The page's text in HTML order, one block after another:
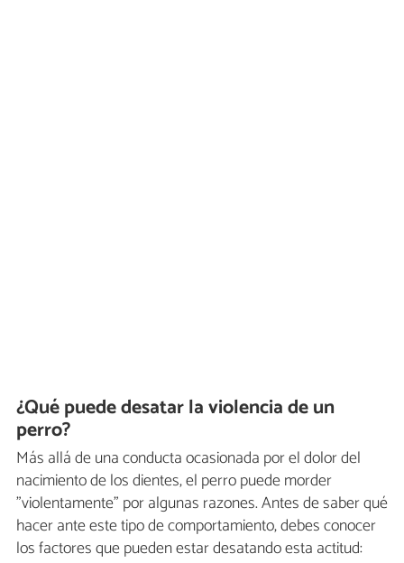
¿Qué puede desatar la violencia de un
perro?
Más allá de una conducta ocasionada por el dolor del
nacimiento de los dientes, el perro puede morder
"violentamente" por algunas razones. Antes de saber qué
hacer ante este tipo de comportamiento, debes conocer
los factores que pueden estar desatando esta actitud: